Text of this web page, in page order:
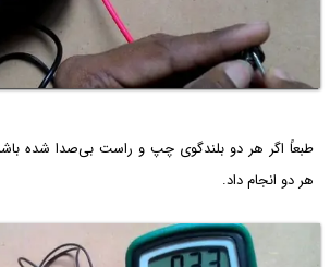
طبعاً اگر هر دو بلندگوی چپ و راست بی‌صدا شده
هر دو انجام داد.